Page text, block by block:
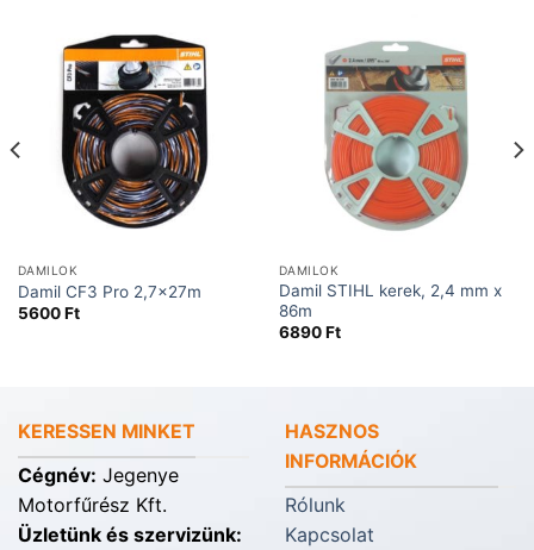
DAMILOK
Damil CF3 Pro 2,7x27m
5600Ft
DAMILOK
Damil STIHL kerek, 2,4 mm x
86m
6890Ft
KERESSEN MINKET
Cégnév: Jegenye
Motorfűrész Kft.
Üzletünk és szervizünk:
HASZNOS
INFORMÁCIÓK
Rólunk
Kapcsolat